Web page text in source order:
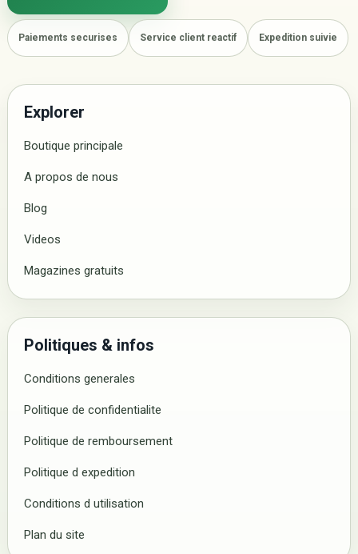
Paiements securises Service client reactif Expedition suivie
Explorer
Boutique principale
A propos de nous
Blog
Videos
Magazines gratuits
Politiques & infos
Conditions generales
Politique de confidentialite
Politique de remboursement
Politique d expedition
Conditions d utilisation
Plan du site